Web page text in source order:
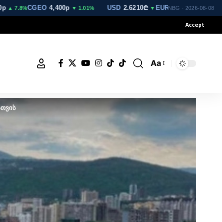
CGEO4,400p▼ 1.01% USD 2.6210₾▼EUR 3.0212₾▼ GBP
NBG · 2026-08-08
Accept
Aa